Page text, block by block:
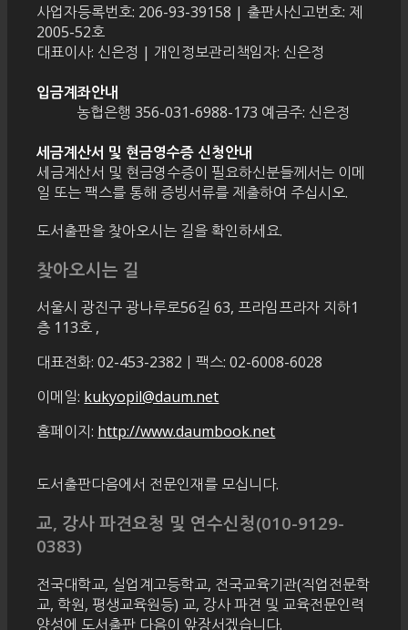
사업자등록번호: 206-93-39158 | 출판사신고번호: 제
2005-52호
대표이사: 신은정 | 개인정보관리책임자: 신은정
입금계좌안내
농협은행 356-031-6988-173 예금주: 신은정
세금계산서 및 현금영수증 신청안내
세금계산서 및 현금영수증이 필요하신분들께서는 이메
일 또는 팩스를 통해 증빙서류를 제출하여 주십시오.
도서출판을 찾아오시는 길을 확인하세요.
찾아오시는 길
서울시 광진구 광나루로56길 63, 프라임프라자 지하1
층 113호 ,
대표전화: 02-453-2382ㅣ팩스: 02-6008-6028
이메일: kukyopil@daum.net
홈페이지: http://www.daumbook.net
도서출판다음에서 전문인재를 모십니다.
교, 강사 파견요청 및 연수신청(010-9129-
0383)
전국대학교, 실업계고등학교, 전국교육기관(직업전문학
교, 학원, 평생교육원등) 교, 강사 파견 및 교육전문인력
양성에 도서출판 다음이 앞장서겠습니다.